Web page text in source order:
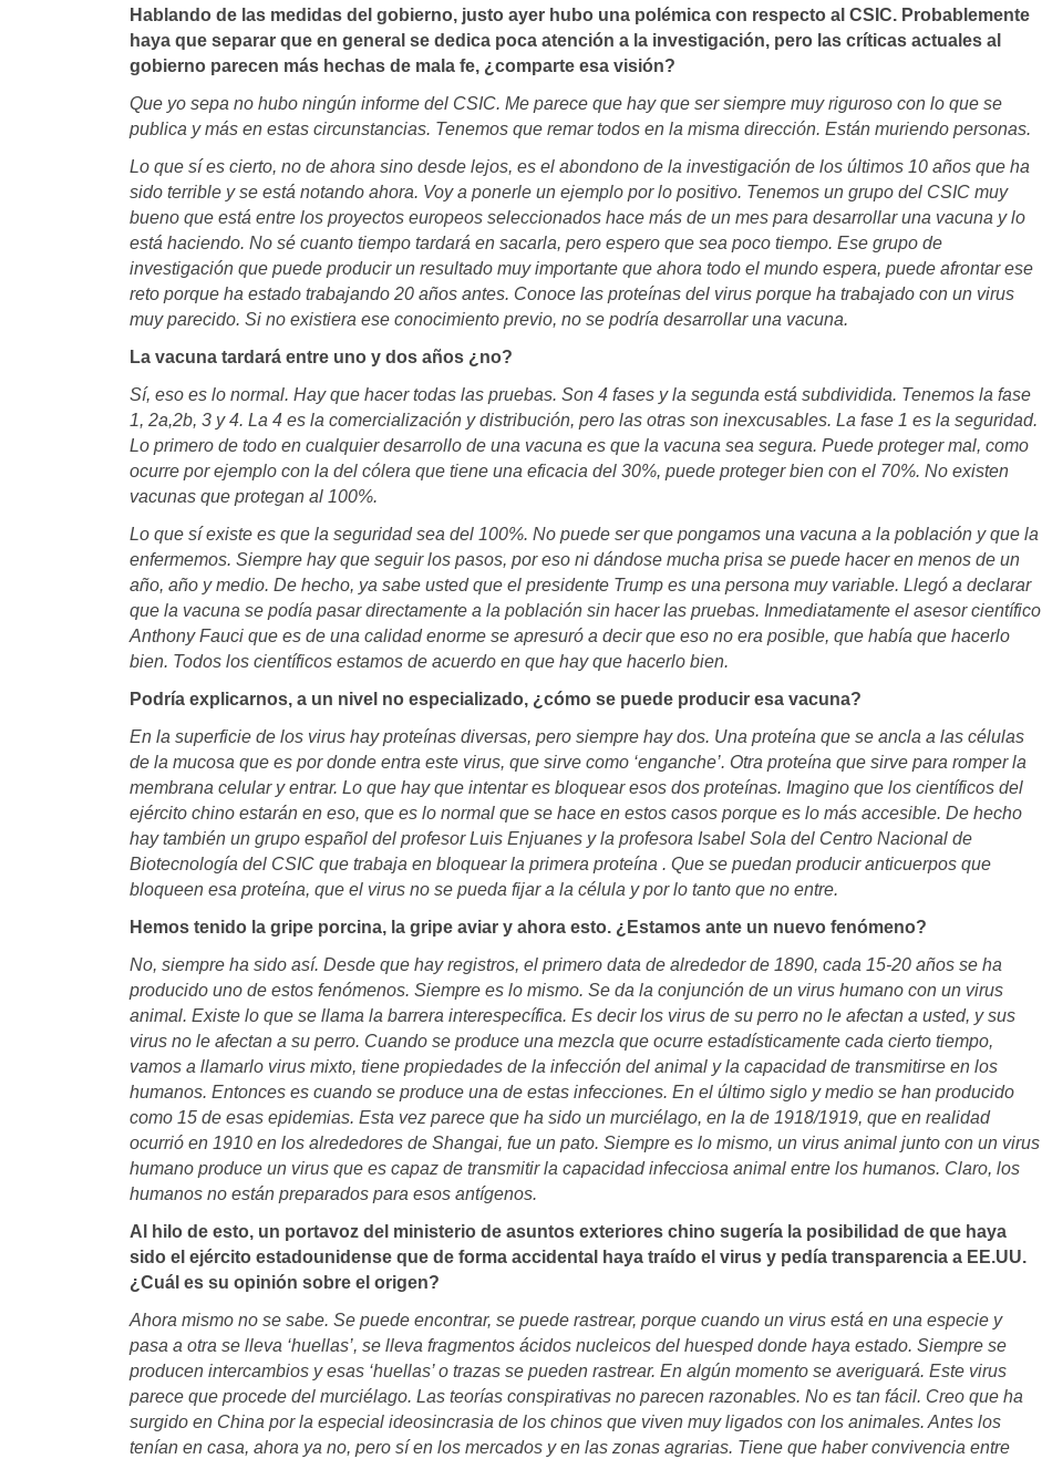
Hablando de las medidas del gobierno, justo ayer hubo una polémica con respecto al CSIC. Probablemente
haya que separar que en general se dedica poca atención a la investigación, pero las críticas actuales al
gobierno parecen más hechas de mala fe, ¿comparte esa visión?
Que yo sepa no hubo ningún informe del CSIC. Me parece que hay que ser siempre muy riguroso con lo que se
publica y más en estas circunstancias. Tenemos que remar todos en la misma dirección. Están muriendo personas.
Lo que sí es cierto, no de ahora sino desde lejos, es el abondono de la investigación de los últimos 10 años que ha
sido terrible y se está notando ahora. Voy a ponerle un ejemplo por lo positivo. Tenemos un grupo del CSIC muy
bueno que está entre los proyectos europeos seleccionados hace más de un mes para desarrollar una vacuna y lo
está haciendo. No sé cuanto tiempo tardará en sacarla, pero espero que sea poco tiempo. Ese grupo de
investigación que puede producir un resultado muy importante que ahora todo el mundo espera, puede afrontar ese
reto porque ha estado trabajando 20 años antes. Conoce las proteínas del virus porque ha trabajado con un virus
muy parecido. Si no existiera ese conocimiento previo, no se podría desarrollar una vacuna.
La vacuna tardará entre uno y dos años ¿no?
Sí, eso es lo normal. Hay que hacer todas las pruebas. Son 4 fases y la segunda está subdividida. Tenemos la fase
1, 2a,2b, 3 y 4. La 4 es la comercialización y distribución, pero las otras son inexcusables. La fase 1 es la seguridad.
Lo primero de todo en cualquier desarrollo de una vacuna es que la vacuna sea segura. Puede proteger mal, como
ocurre por ejemplo con la del cólera que tiene una eficacia del 30%, puede proteger bien con el 70%. No existen
vacunas que protegan al 100%.
Lo que sí existe es que la seguridad sea del 100%. No puede ser que pongamos una vacuna a la población y que la
enfermemos. Siempre hay que seguir los pasos, por eso ni dándose mucha prisa se puede hacer en menos de un
año, año y medio. De hecho, ya sabe usted que el presidente Trump es una persona muy variable. Llegó a declarar
que la vacuna se podía pasar directamente a la población sin hacer las pruebas. Inmediatamente el asesor científico
Anthony Fauci que es de una calidad enorme se apresuró a decir que eso no era posible, que había que hacerlo
bien. Todos los científicos estamos de acuerdo en que hay que hacerlo bien.
Podría explicarnos, a un nivel no especializado, ¿cómo se puede producir esa vacuna?
En la superficie de los virus hay proteínas diversas, pero siempre hay dos. Una proteína que se ancla a las células
de la mucosa que es por donde entra este virus, que sirve como ‘enganche’. Otra proteína que sirve para romper la
membrana celular y entrar. Lo que hay que intentar es bloquear esos dos proteínas. Imagino que los científicos del
ejército chino estarán en eso, que es lo normal que se hace en estos casos porque es lo más accesible. De hecho
hay también un grupo español del profesor Luis Enjuanes y la profesora Isabel Sola del Centro Nacional de
Biotecnología del CSIC que trabaja en bloquear la primera proteína . Que se puedan producir anticuerpos que
bloqueen esa proteína, que el virus no se pueda fijar a la célula y por lo tanto que no entre.
Hemos tenido la gripe porcina, la gripe aviar y ahora esto. ¿Estamos ante un nuevo fenómeno?
No, siempre ha sido así. Desde que hay registros, el primero data de alrededor de 1890, cada 15-20 años se ha
producido uno de estos fenómenos. Siempre es lo mismo. Se da la conjunción de un virus humano con un virus
animal. Existe lo que se llama la barrera interespecífica. Es decir los virus de su perro no le afectan a usted, y sus
virus no le afectan a su perro. Cuando se produce una mezcla que ocurre estadísticamente cada cierto tiempo,
vamos a llamarlo virus mixto, tiene propiedades de la infección del animal y la capacidad de transmitirse en los
humanos. Entonces es cuando se produce una de estas infecciones. En el último siglo y medio se han producido
como 15 de esas epidemias. Esta vez parece que ha sido un murciélago, en la de 1918/1919, que en realidad
ocurrió en 1910 en los alrededores de Shangai, fue un pato. Siempre es lo mismo, un virus animal junto con un virus
humano produce un virus que es capaz de transmitir la capacidad infecciosa animal entre los humanos. Claro, los
humanos no están preparados para esos antígenos.
Al hilo de esto, un portavoz del ministerio de asuntos exteriores chino sugería la posibilidad de que haya
sido el ejército estadounidense que de forma accidental haya traído el virus y pedía transparencia a EE.UU.
¿Cuál es su opinión sobre el origen?
Ahora mismo no se sabe. Se puede encontrar, se puede rastrear, porque cuando un virus está en una especie y
pasa a otra se lleva ‘huellas’, se lleva fragmentos ácidos nucleicos del huesped donde haya estado. Siempre se
producen intercambios y esas ‘huellas’ o trazas se pueden rastrear. En algún momento se averiguará. Este virus
parece que procede del murciélago. Las teorías conspirativas no parecen razonables. No es tan fácil. Creo que ha
surgido en China por la especial ideosincrasia de los chinos que viven muy ligados con los animales. Antes los
tenían en casa, ahora ya no, pero sí en los mercados y en las zonas agrarias. Tiene que haber convivencia entre